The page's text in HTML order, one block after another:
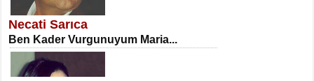
Ekranlar Arasında Kaybolan İnsan...
Necati Sarıca
Ben Kader Vurgunuyum Maria...